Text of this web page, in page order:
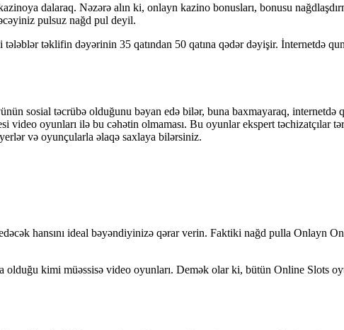
dalaraq. Nəzərə alın ki, onlayn kazino bonusları, bonusu
pulsuz nağd pul deyil.
təklifin dəyərinin 35 qatından 50 qatına qədər dəyişir. İnternetdə
sosial təcrübə olduğunu bəyan edə bilər, buna baxmayaraq, internetdə
video oyunları ilə bu cəhətin olmaması. Bu oyunlar ekspert təchizatçılar
və oyunçularla əlaqə saxlaya bilərsiniz.
hansını ideal bəyəndiyinizə qərar verin. Faktiki nağd pulla Onlayn
kimi müəssisə video oyunları. Demək olar ki, bütün Online Slots